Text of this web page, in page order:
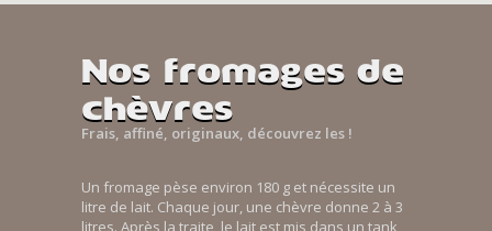
Nos fromages de
chèvres
Frais, affiné, originaux, découvrez les !
Un fromage pèse environ 180 g et nécessite un
litre de lait. Chaque jour, une chèvre donne 2 à 3
litres. Après la traite, le lait est mis dans un tank